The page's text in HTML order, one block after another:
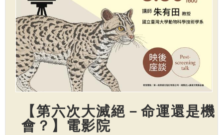
【第六次大滅絕－命運還是機
會？】電影院